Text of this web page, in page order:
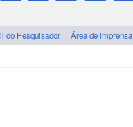
do Pesquisador Área de imprensa